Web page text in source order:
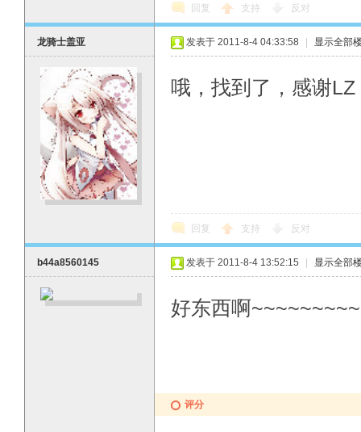
回复 支持 反对
龙骑士盖亚 发表于 2011-8-4 04:33:58 显示全部
哦，找到了，感谢LZ
回复 支持 反对
b44a8560145 发表于 2011-8-4 13:52:15 显示全部
好东西啊~~~~~~~~~
评分